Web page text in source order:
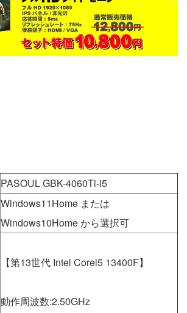
PASOUL GBK-4060Ti-i5
Windows11Home または
Windows10Home から選択可
【第13世代 Intel Corei5 13400F】
動作周波数:2.50GHz